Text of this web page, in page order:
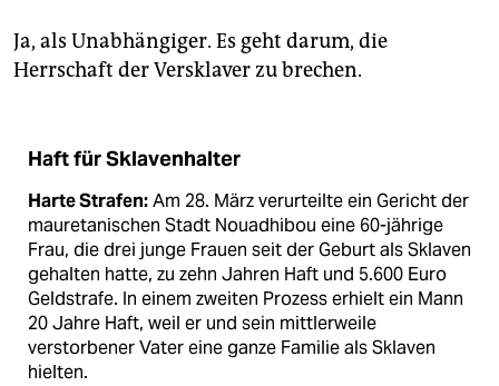
Ja, als Unabhängiger. Es geht darum, die
Herrschaft der Versklaver zu brechen.
Haft für Sklavenhalter
Harte Strafen:Am 28. März verurteilte ein Gericht der
mauretanischen Stadt Nouadhibou eine 60-jährige
Frau, die drei junge Frauen seit der Geburt als Sklaven
gehalten hatte, zu zehn Jahren Haft und 5.600 Euro
Geldstrafe. In einem zweiten Prozess erhielt ein Mann
20 Jahre Haft, weil er und sein mittlerweile
verstorbener Vater eine ganze Familie als Sklaven
hielten.